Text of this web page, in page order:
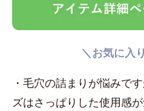
＼お気に入
・毛穴の詰まりが悩みで
ズはさっぱりした使用感